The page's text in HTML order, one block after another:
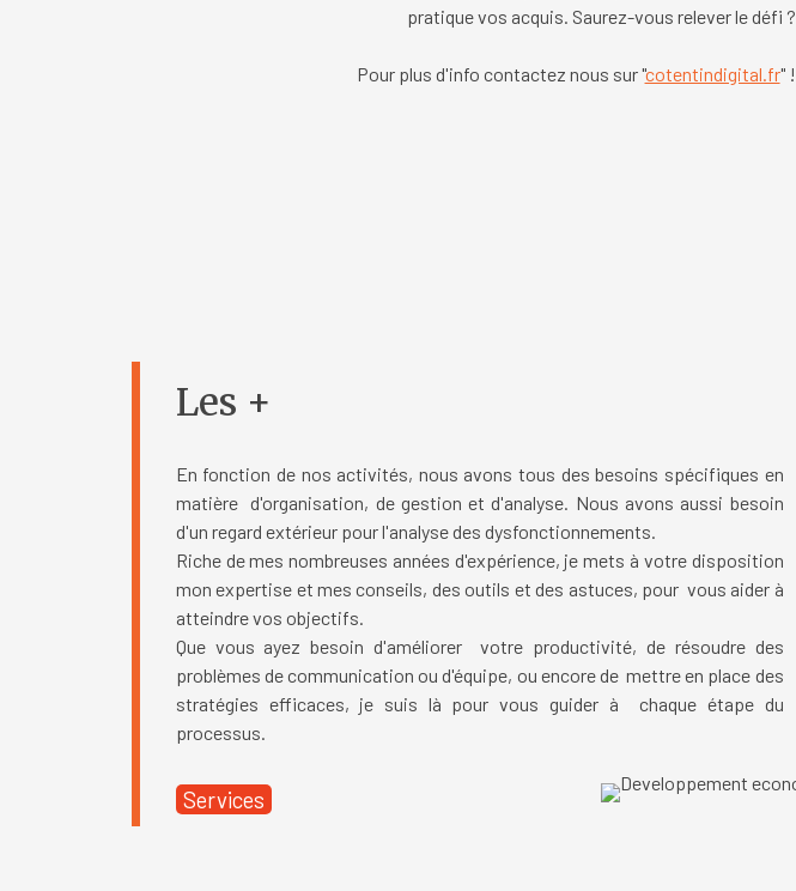
pratique vos acquis. Saurez-vous relever le défi ?
Pour plus d'info contactez nous sur "cotentindigital.fr" !
Les +
En fonction de nos activités, nous avons tous des besoins spécifiques en
matière d'organisation, de gestion et d'analyse. Nous avons aussi besoin
d'un regard extérieur pour l'analyse des dysfonctionnements.
Riche de mes nombreuses années d'expérience, je mets à votre disposition
mon expertise et mes conseils, des outils et des astuces, pour vous aider à
atteindre vos objectifs.
Que vous ayez besoin d'améliorer votre productivité, de résoudre des
problèmes de communication ou d'équipe, ou encore de mettre en place des
stratégies efficaces, je suis là pour vous guider à chaque étape du
processus.
Services